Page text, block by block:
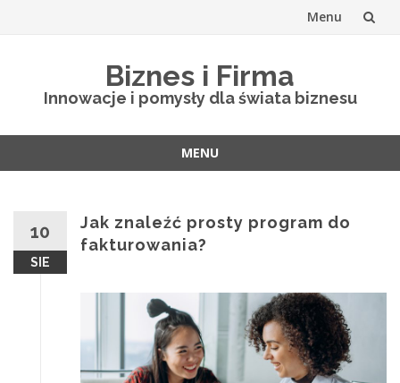
Menu
Biznes i Firma
Innowacje i pomysły dla świata biznesu
MENU
10
SIE
Jak znaleźć prosty program do
fakturowania?